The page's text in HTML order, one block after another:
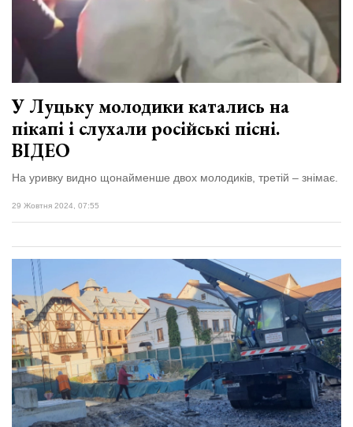
У Луцьку молодики катались на
пікапі і слухали російські пісні.
ВІДЕО
На уривку видно щонайменше двох молодиків, третій – знімає.
29 Жовтня 2024, 07:55